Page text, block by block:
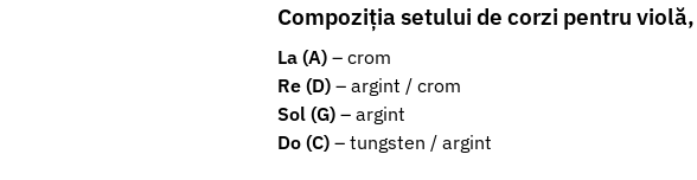
Compoziția setului de corzi pentru
La (A)– crom
Re (D)– argint / crom
Sol (G)– argint
Do (C)– tungsten / argint